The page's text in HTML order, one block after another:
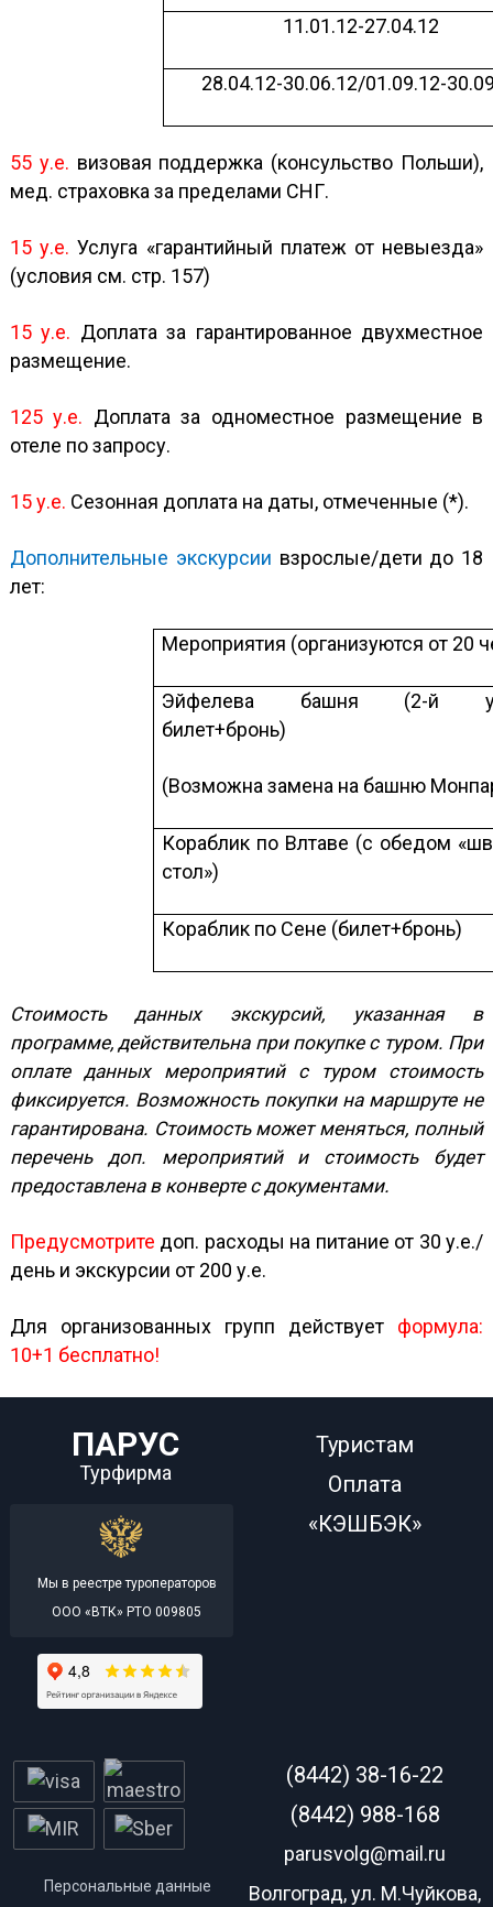
11.01.12-27.04.12
28.04.12-30.06.12/01.09.12-
55 у.е. визовая поддержка (консульство Польши),
мед. страховка за пределами СНГ.
15 у.е. Услуга «гарантийный платеж от невыезда»
(условия см. стр. 157)
15 у.е. Доплата за гарантированное двухместное
размещение.
125 у.е. Доплата за одноместное размещение в
отеле по запросу.
15 у.е. Сезонная доплата на даты, отмеченные (*).
Дополнительные экскурсии взрослые/дети до 18
лет:
Мероприятия (организуются от 20
Эйфелева башня (2-й
билет+бронь)
(Возможна замена на башню
Кораблик по Влтаве (с обедом
стол»)
Кораблик по Сене (билет+бронь)
Стоимость данных экскурсий, указанная в
программе, действительна при покупке с туром. При
оплате данных мероприятий с туром стоимость
фиксируется. Возможность покупки на маршруте не
гарантирована. Стоимость может меняться, полный
перечень доп. мероприятий и стоимость будет
предоставлена в конверте с документами.
Предусмотрите доп. расходы на питание от 30 у.е./
день и экскурсии от 200 у.е.
Для организованных групп действует формула:
10+1 бесплатно!
ПАРУС
Турфирма
Мы в реестре туроператоров
ООО «ВТК» РТО 009805
Туристам
Оплата
«КЭШБЭК»
Персональные данные
(8442) 38-16-22
(8442) 988-168
parusvolg@mail.ru
Волгоград, ул. М.Чуйкова,